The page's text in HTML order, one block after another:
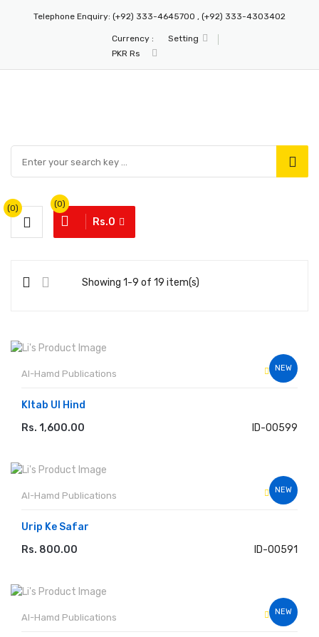
Telephone Enquiry: (+92) 333-4645700 , (+92) 333-4303402
Setting
Currency :
PKR Rs
(0)
Rs.0
(0)
Showing 1-9 of 19 item(s)
NEW
Al-Hamd Publications
KItab Ul Hind
Rs. 1,600.00
ID-00599
ADD TO CART
NEW
Al-Hamd Publications
Urip Ke Safar
Rs. 800.00
ID-00591
ADD TO CART
NEW
Al-Hamd Publications